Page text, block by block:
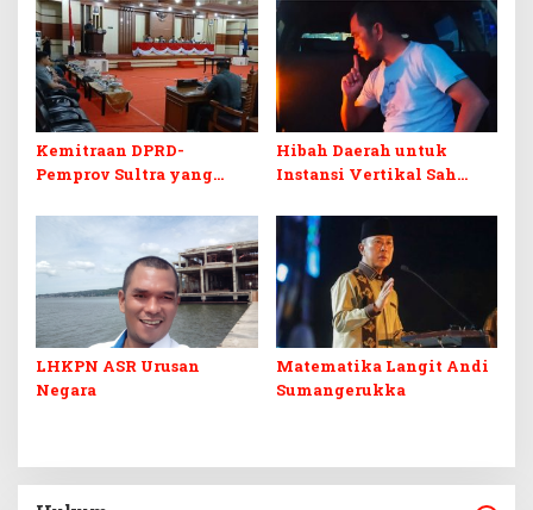
Penerimaan Negara dan
Kepastian Investasi
Warisan Menjadi Arena
Pemerasan
Kemitraan DPRD-
Pemprov Sultra yang
Hibah Daerah untuk
Instansi Vertikal Sah
Terikat Syarat Ketat
LHKPN ASR Urusan
Negara
Matematika Langit Andi
Sumangerukka